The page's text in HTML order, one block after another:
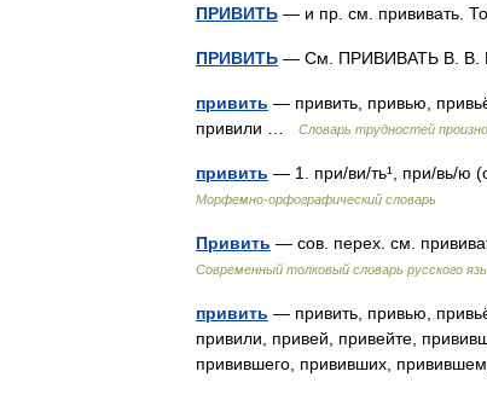
ПРИВИТЬ — и пр. см. прививать.
ПРИВИТЬ — См. ПРИВИВАТЬ В. В.
привить — привить, привью,
привили …
Словарь трудностей
привить — 1. при/ви/ть¹, при/вь/ю
Морфемно-орфографический словарь
Привить — сов. перех. см.
Современный толковый словарь русского
привить — привить, привью,
привили, привей, привейте,
привившего, прививших,